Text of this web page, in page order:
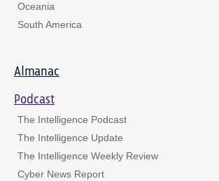
Oceania
South America
Almanac
Podcast
The Intelligence Podcast
The Intelligence Update
The Intelligence Weekly Review
Cyber News Report